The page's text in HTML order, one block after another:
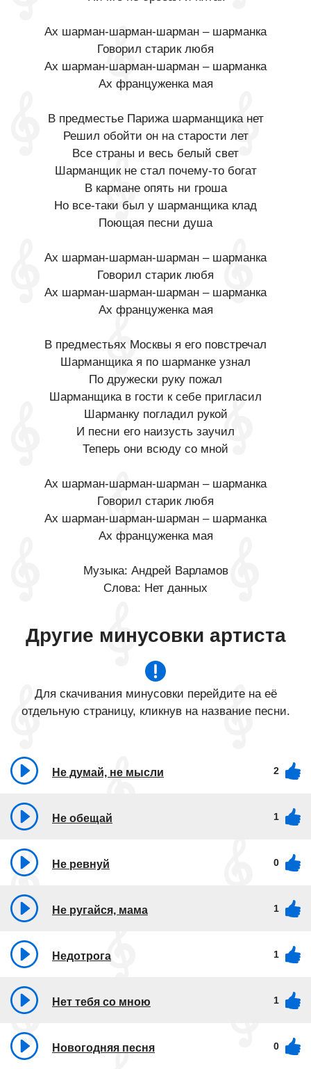
Ах шарман-шарман-шарман – шарманка
Говорил старик любя
Ах шарман-шарман-шарман – шарманка
Ах француженка мая
В предместье Парижа шарманщика нет
Решил обойти он на старости лет
Все страны и весь белый свет
Шарманщик не стал почему-то богат
В кармане опять ни гроша
Но все-таки был у шарманщика клад
Поющая песни душа
Ах шарман-шарман-шарман – шарманка
Говорил старик любя
Ах шарман-шарман-шарман – шарманка
Ах француженка мая
В предместьях Москвы я его повстречал
Шарманщика я по шарманке узнал
По дружески руку пожал
Шарманщика в гости к себе пригласил
Шарманку погладил рукой
И песни его наизусть заучил
Теперь они всюду со мной
Ах шарман-шарман-шарман – шарманка
Говорил старик любя
Ах шарман-шарман-шарман – шарманка
Ах француженка мая
Музыка: Андрей Варламов
Слова: Нет данных
Другие минусовки артиста
Для скачивания минусовки перейдите на её
отдельную страницу, кликнув на название песни.
Не думай, не мысли 2
Не обещай 1
Не ревнуй 0
Не ругайся, мама 1
Недотрога 1
Нет тебя со мною 1
Новогодняя песня 0